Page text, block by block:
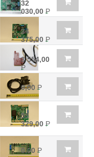
32
030,00 Р
34
375,00 Р
3 554,00
Р
0,00 Р
53
329,00 Р
0,00 Р